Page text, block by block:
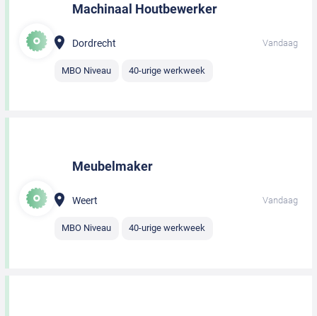
Machinaal Houtbewerker
Dordrecht Vandaag
MBO Niveau 40-urige werkweek
Meubelmaker
Weert Vandaag
MBO Niveau 40-urige werkweek